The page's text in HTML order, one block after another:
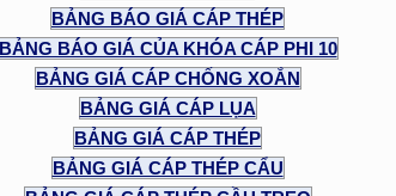
BẢNG BÁO GIÁ CÁP THÉP
BẢNG BÁO GIÁ CỦA KHÓA CÁP PHI 10
BẢNG GIÁ CÁP CHỐNG XOẮN
BẢNG GIÁ CÁP LỤA
BẢNG GIÁ CÁP THÉP
BẢNG GIÁ CÁP THÉP CẨU